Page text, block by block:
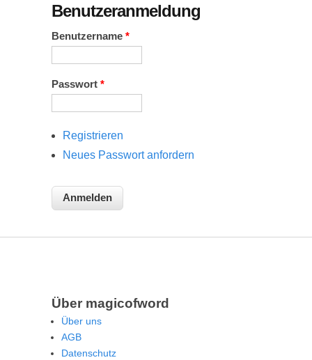
Benutzeranmeldung
Benutzername *
Passwort *
Registrieren
Neues Passwort anfordern
Über magicofword
Über uns
AGB
Datenschutz